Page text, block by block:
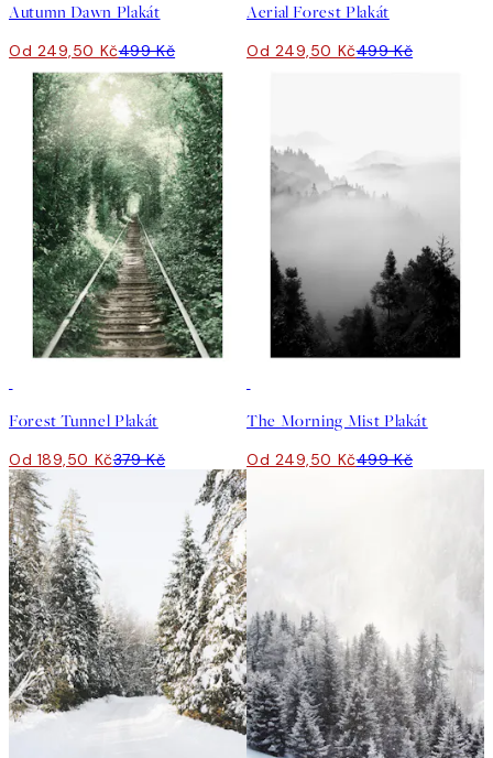
Autumn Dawn Plakát
Od 249,50 Kč499 Kč
Aerial Forest Plakát
Od 249,50 Kč499 Kč
Forest Tunnel Plakát
Od 189,50 Kč379 Kč
The Morning Mist Plakát
Od 249,50 Kč499 Kč